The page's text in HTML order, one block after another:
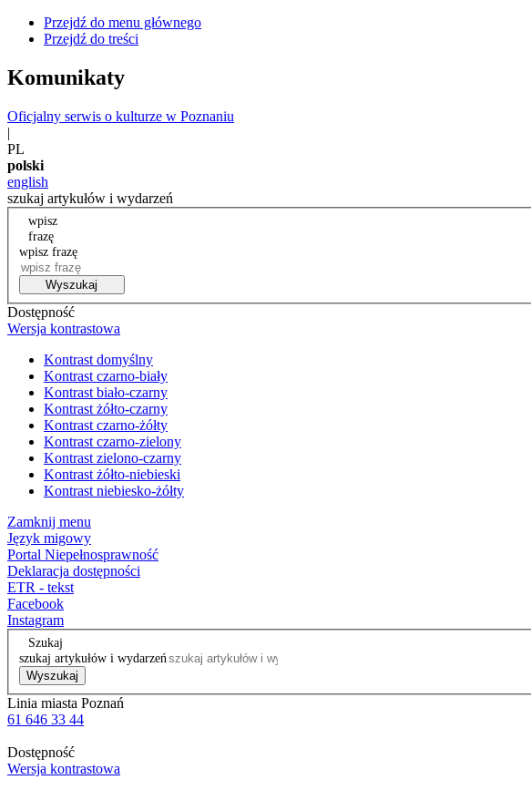
Przejdź do menu głównego
Przejdź do treści
Komunikaty
Oficjalny serwis o kulturze w Poznaniu
|
PL
polski
english
szukaj artykułów i wydarzeń
wpisz
frazę
wpisz frazę
Wyszukaj
Dostępność
Wersja kontrastowa
Kontrast domyślny
Kontrast czarno-biały
Kontrast biało-czarny
Kontrast żółto-czarny
Kontrast czarno-żółty
Kontrast czarno-zielony
Kontrast zielono-czarny
Kontrast żółto-niebieski
Kontrast niebiesko-żółty
Zamknij menu
Język migowy
Portal Niepełnosprawność
Deklaracja dostępności
ETR - tekst
Facebook
Instagram
Szukaj
szukaj artykułów i wydarzeń
Wyszukaj
Linia miasta Poznań
61 646 33 44
Dostępność
Wersja kontrastowa